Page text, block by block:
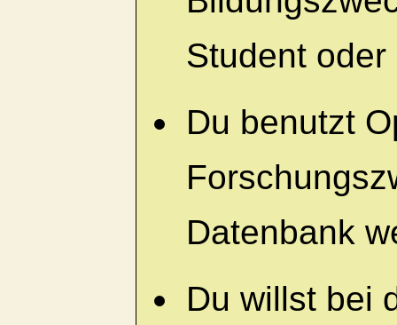
Student
Du benutzt
Datenbank
Du willst bei